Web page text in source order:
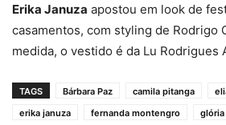
Erika Januza apostou em look de
casamentos, com styling de Rodrigo
medida, o vestido é da Lu Rodrigues
TAGS Bárbara Paz camila pitanga
erika januza
fernanda montengro